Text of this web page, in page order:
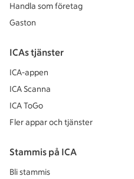
Handla som företag
Gaston
ICAs tjänster
ICA-appen
ICA Scanna
ICA ToGo
Fler appar och tjänster
Stammis på ICA
Bli stammis